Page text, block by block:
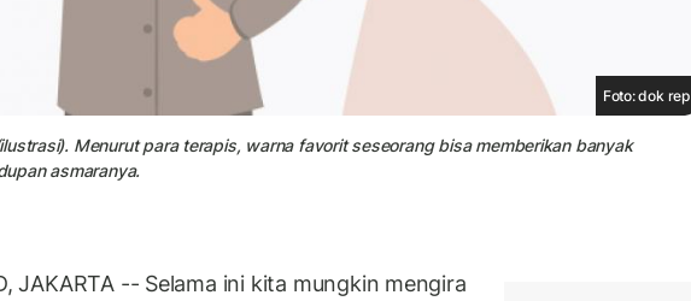
Foto: dok rep
Menurut para terapis, warna favorit seseorang bisa memberikan banyak
asmaranya.
JAKARTA -- Selama ini kita mungkin mengira